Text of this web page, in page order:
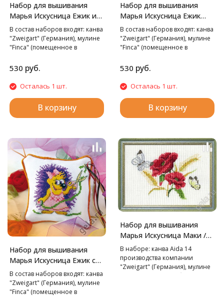
Набор для вышивания
Марья Искусница Ежик и
бусы, 10х10 см
В состав наборов входят: канва
"Zweigart" (Германия), мулине
"Finca" (помещенное в
игла "Hemline", подробная
схема-инструкция и кант
«PEGA» (Чехия).
530 руб.
Осталась 1 шт.
В корзину
Набор для вышивания
Марья Искусница Ежик
пришивает пуговицу,
10х10 см
В состав наборов входят: канва
"Zweigart" (Германия), мулине
"Finca" (помещенное в
игла "Hemline", подробная
схема-инструкция и кант
«PEGA» (Чехия).
530 руб.
Осталась 1 шт.
В корзину
Набор для вышивания
Марья Искусница Ежик с
лентами, 10х10 см
В состав наборов входят: канва
"Zweigart" (Германия), мулине
"Finca" (помещенное в
Набор для вышивания
Марья Искусница Маки /
Марья Искусница/, 25х20
см
В наборе: канва Aida 14
производства компании
"Zweigart" (Германия), мулине
"Finca", игла, подробная схема-